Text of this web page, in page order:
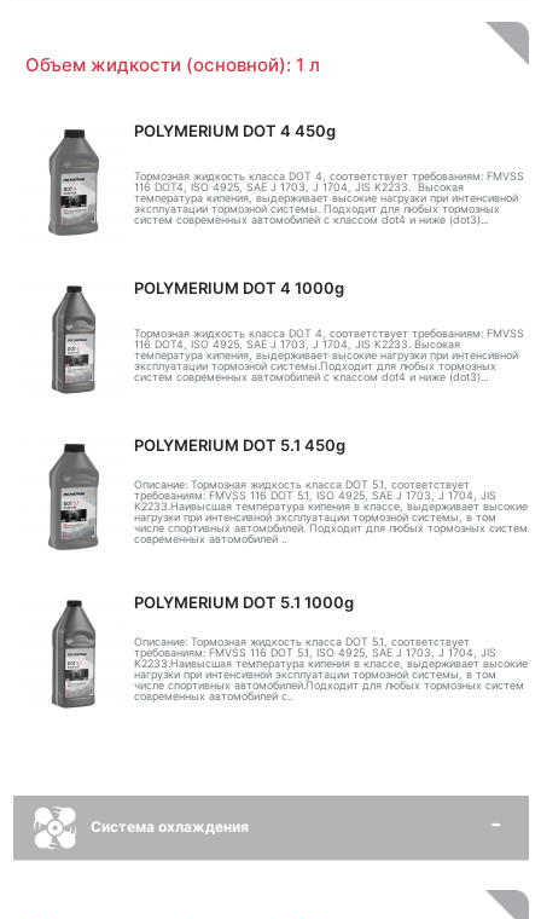
Объем жидкости (основной): 1 л
POLYMERIUM DOT 4 450g
Тормозная жидкость класса DOT 4, соответствует требованиям: FMVSS
116 DOT4, ISO 4925, SAE J 1703, J 1704, JIS K2233. Высокая
температура кипения, выдерживает высокие нагрузки при интенсивной
эксплуатации тормозной системы. Подходит для любых тормозных
систем современных автомобилей с классом dot4 и ниже (dot3)...
POLYMERIUM DOT 4 1000g
Тормозная жидкость класса DOT 4, соответствует требованиям: FMVSS
116 DOT4, ISO 4925, SAE J 1703, J 1704, JIS K2233. Высокая
температура кипения, выдерживает высокие нагрузки при интенсивной
эксплуатации тормозной системы.Подходит для любых тормозных
систем современных автомобилей с классом dot4 и ниже (dot3)...
POLYMERIUM DOT 5.1 450g
Описание: Тормозная жидкость класса DOT 5.1, соответствует
требованиям: FMVSS 116 DOT 5.1, ISO 4925, SAE J 1703, J 1704, JIS
K2233.Наивысшая температура кипения в классе, выдерживает высокие
нагрузки при интенсивной эксплуатации тормозной системы, в том
числе спортивных автомобилей. Подходит для любых тормозных систем
современных автомобилей ..
POLYMERIUM DOT 5.1 1000g
Описание: Тормозная жидкость класса DOT 5.1, соответствует
требованиям: FMVSS 116 DOT 5.1, ISO 4925, SAE J 1703, J 1704, JIS
K2233.Наивысшая температура кипения в классе, выдерживает высокие
нагрузки при интенсивной эксплуатации тормозной системы, в том
числе спортивных автомобилей.Подходит для любых тормозных систем
современных автомобилей с..
Система охлаждения